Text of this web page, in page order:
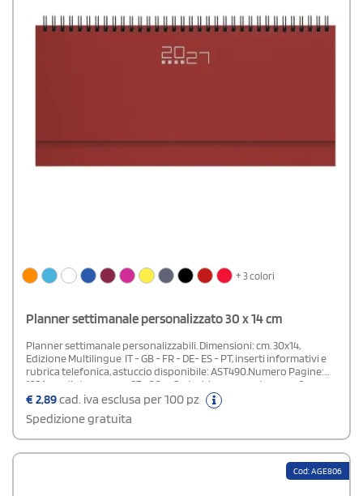
+ 3 colori
Planner settimanale personalizzato 30 x 14 cm
Planner settimanale personalizzabili. Dimensioni: cm. 30x14,
Edizione Multilingue IT - GB - FR - DE- ES - PT, inserti informativi e
rubrica telefonica, astuccio disponibile: AST490.Numero Pagine:
128Area di stampa: cm. 27 x 2,2 caCarta: bianca con stampa a 2
colori.La carta di questo planner settimanale proviene da
materiale certificato FSC, materiale riciclato e/o legno controllato.
€2,89cad. iva esclusa per 100 pz
Spedizione gratuita
Cod: AGE806